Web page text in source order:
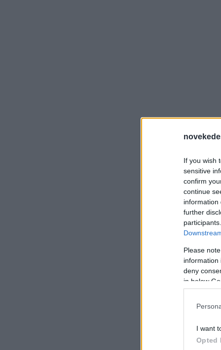
If you wish
sensitive
confirm
continue
information
further
Please
information
deny
in below
I want
Opted